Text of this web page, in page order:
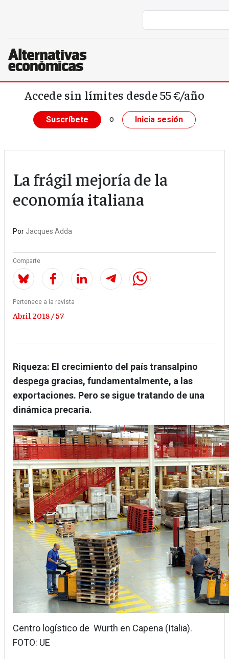
Pasar al contenido principal
Accede sin límites desde 55 €/año
Suscríbete o Inicia sesión
La frágil mejoría de la
economía italiana
Por Jacques Adda
Comparte
Pertenece a la revista
Abril 2018 / 57
Riqueza: El crecimiento del país transalpino
despega gracias, fundamentalmente, a las
exportaciones. Pero se sigue tratando de una
dinámica precaria.
Centro logístico de Würth en Capena (Italia).
FOTO: UE